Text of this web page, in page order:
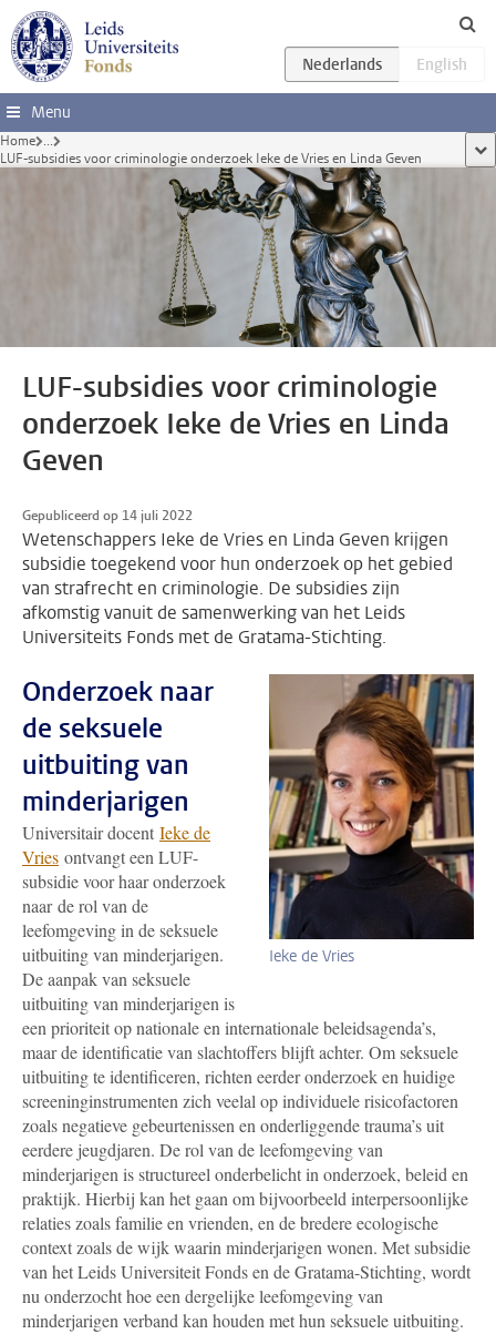
Ga direct naar de inhoud
Menu
Home ...
LUF-subsidies voor criminologie onderzoek Ieke de Vries en Linda Geven
LUF-subsidies voor criminologie
onderzoek Ieke de Vries en Linda
Geven
Gepubliceerd op 14 juli 2022
Wetenschappers Ieke de Vries en Linda Geven krijgen
subsidie toegekend voor hun onderzoek op het gebied
van strafrecht en criminologie. De subsidies zijn
afkomstig vanuit de samenwerking van het Leids
Universiteits Fonds met de Gratama-Stichting.
Ieke de Vries
Onderzoek naar
de seksuele
uitbuiting van
minderjarigen
Universitair docent Ieke de
Vries ontvangt een LUF-
subsidie voor haar onderzoek
naar de rol van de
leefomgeving in de seksuele
uitbuiting van minderjarigen.
De aanpak van seksuele
uitbuiting van minderjarigen is
een prioriteit op nationale en internationale beleidsagenda’s,
maar de identificatie van slachtoffers blijft achter. Om seksuele
uitbuiting te identificeren, richten eerder onderzoek en huidige
screeninginstrumenten zich veelal op individuele risicofactoren
zoals negatieve gebeurtenissen en onderliggende trauma’s uit
eerdere jeugdjaren. De rol van de leefomgeving van
minderjarigen is structureel onderbelicht in onderzoek, beleid en
praktijk. Hierbij kan het gaan om bijvoorbeeld interpersoonlijke
relaties zoals familie en vrienden, en de bredere ecologische
context zoals de wijk waarin minderjarigen wonen. Met subsidie
van het Leids Universiteit Fonds en de Gratama-Stichting, wordt
nu onderzocht hoe een dergelijke leefomgeving van
minderjarigen verband kan houden met hun seksuele uitbuiting.